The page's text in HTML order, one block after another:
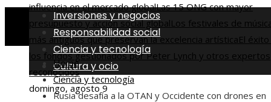
influencia en el mercado globalLas 15 ONG con mayor
presupuesto y acción social globalLos festivales de
más antiguos que preservan la excelencia artísticaEl
los fondos gestionados por Peter Lynch y otros expertos
reconocidos
domingo, agosto 9
Inversiones y negocios
Responsabilidad social
Ciencia y tecnología
Cultura y ocio
Home
Ciencia y tecnología
Rusia desafía a la OTAN y Occidente con drones en